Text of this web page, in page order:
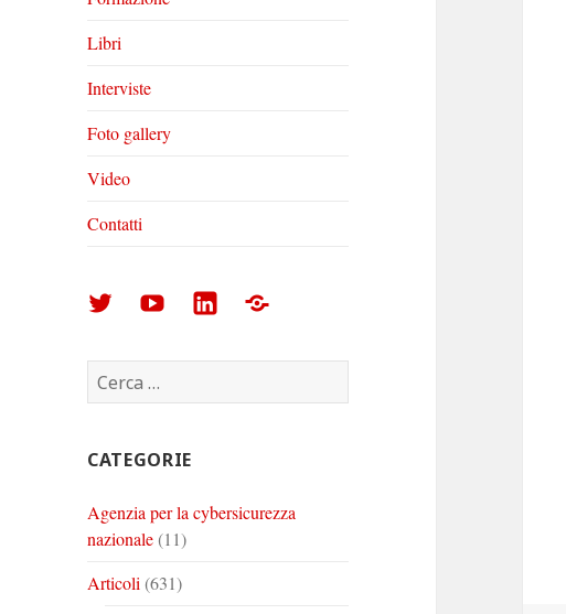
Libri
Interviste
Foto gallery
Video
Contatti
Arturo
Corinto
su
Arturo
Corinto
su
Arturo
su
Foto
Ricerca
per:
CATEGORIE
Agenzia per la cybersicurezza
nazionale(11)
Articoli (631)